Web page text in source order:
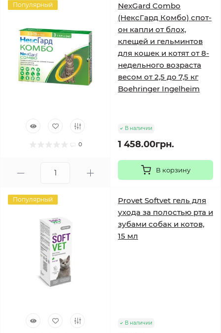
Популярный
0
NexGard Combo
(НексГард Комбо) спот-
он капли от блох,
клещей и гельминтов
для кошек и котят от 8-
недельного возраста
весом от 2,5 до 7,5 кг
Boehringer Ingelheim
В наличии
1 458.00грн.
В корзину
Популярный
Provet Softvet гель для
ухода за полостью рта и
зубами собак и котов,
15 мл
В наличии